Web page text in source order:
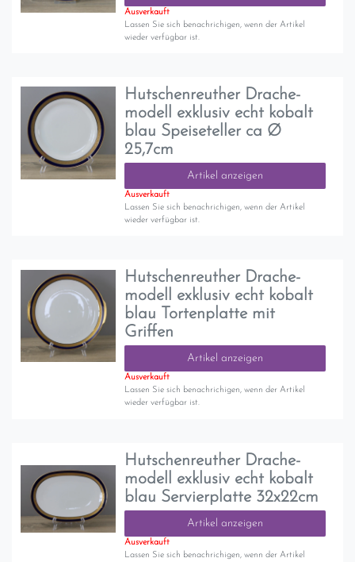
Ausverkauft
Lassen Sie sich benachrichigen, wenn der Artikel
wieder verfügbar ist.
Hutschenreuther Drache-
modell exklusiv echt kobalt
blau Speiseteller ca Ø
25,7cm
Artikel anzeigen
Ausverkauft
Lassen Sie sich benachrichigen, wenn der Artikel
wieder verfügbar ist.
Hutschenreuther Drache-
modell exklusiv echt kobalt
blau Tortenplatte mit
Griffen
Artikel anzeigen
Ausverkauft
Lassen Sie sich benachrichigen, wenn der Artikel
wieder verfügbar ist.
Hutschenreuther Drache-
modell exklusiv echt kobalt
blau Servierplatte 32x22cm
Artikel anzeigen
Ausverkauft
Lassen Sie sich benachrichigen, wenn der Artikel